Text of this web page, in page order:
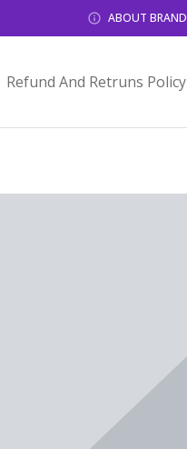
ABOUT BRAND
Refund And Retruns Policy